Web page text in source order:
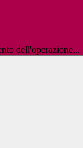
dell'operazione...